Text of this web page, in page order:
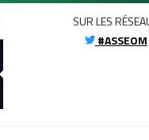
SUR LES
#ASSEOM